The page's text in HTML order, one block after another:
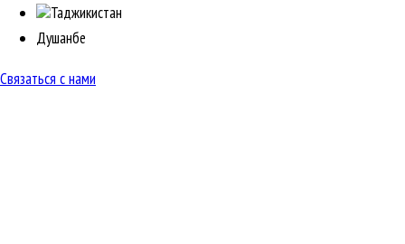
Таджикистан
Душанбе
Связаться с нами